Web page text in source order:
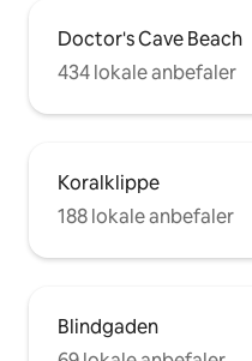
Doctor's Cave Beach
434 lokale anbefaler
Koralklippe
188 lokale anbefaler
Blindgaden